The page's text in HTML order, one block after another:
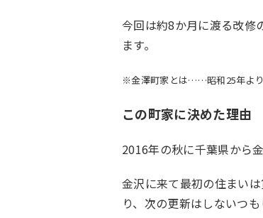
今回は約8か月に渡る改修
ます。
※金澤町家とは……昭和25年よ
この町家に決めた理由
2016年の秋に千葉県から
金沢に来て最初の住まい
り、次の更新はしないつ